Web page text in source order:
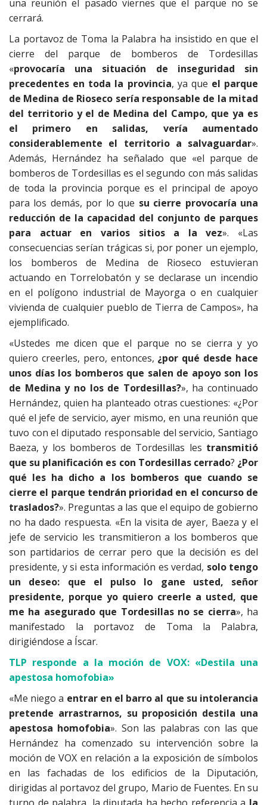
una reunión el pasado viernes que el parque no se
cerrará.
La portavoz de Toma la Palabra ha insistido en que el
cierre del parque de bomberos de Tordesillas
«provocaría una situación de inseguridad sin
precedentes en toda la provincia, ya que el parque
de Medina de Rioseco sería responsable de la mitad
del territorio y el de Medina del Campo, que ya es
el primero en salidas, vería aumentado
considerablemente el territorio a salvaguardar».
Además, Hernández ha señalado que «el parque de
bomberos de Tordesillas es el segundo con más salidas
de toda la provincia porque es el principal de apoyo
para los demás, por lo que su cierre provocaría una
reducción de la capacidad del conjunto de parques
para actuar en varios sitios a la vez». «Las
consecuencias serían trágicas si, por poner un ejemplo,
los bomberos de Medina de Rioseco estuvieran
actuando en Torrelobatón y se declarase un incendio
en el polígono industrial de Mayorga o en cualquier
vivienda de cualquier pueblo de Tierra de Campos», ha
ejemplificado.
«Ustedes me dicen que el parque no se cierra y yo
quiero creerles, pero, entonces, ¿por qué desde hace
unos días los bomberos que salen de apoyo son los
de Medina y no los de Tordesillas?», ha continuado
Hernández, quien ha planteado otras cuestiones: «¿Por
qué el jefe de servicio, ayer mismo, en una reunión que
tuvo con el diputado responsable del servicio, Santiago
Baeza, y los bomberos de Tordesillas les transmitió
que su planificación es con Tordesillas cerrado? ¿Por
qué les ha dicho a los bomberos que cuando se
cierre el parque tendrán prioridad en el concurso de
traslados?». Preguntas a las que el equipo de gobierno
no ha dado respuesta. «En la visita de ayer, Baeza y el
jefe de servicio les transmitieron a los bomberos que
son partidarios de cerrar pero que la decisión es del
presidente, y si esta información es verdad, solo tengo
un deseo: que el pulso lo gane usted, señor
presidente, porque yo quiero creerle a usted, que
me ha asegurado que Tordesillas no se cierra», ha
manifestado la portavoz de Toma la Palabra,
dirigiéndose a Íscar.
TLP responde a la moción de VOX: «Destila una
apestosa homofobia»
«Me niego a entrar en el barro al que su intolerancia
pretende arrastrarnos, su proposición destila una
apestosa homofobia». Son las palabras con las que
Hernández ha comenzado su intervención sobre la
moción de VOX en relación a la exposición de símbolos
en las fachadas de los edificios de la Diputación,
dirigidas al portavoz del grupo, Mario de Fuentes. En su